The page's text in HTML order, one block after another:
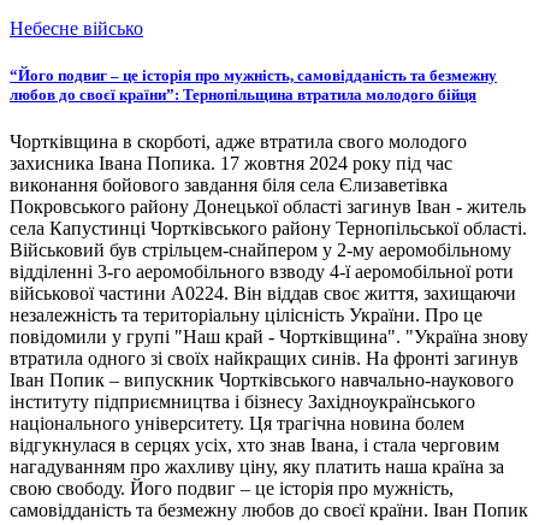
Небесне військо
“Його подвиг – це історія про мужність, самовідданість та безмежну
любов до своєї країни”: Тернопільщина втратила молодого бійця
Чортківщина в скорботі, адже втратила свого молодого
захисника Івана Попика. 17 жовтня 2024 року під час
виконання бойового завдання біля села Єлизаветівка
Покровського району Донецької області загинув Іван - житель
села Капустинці Чортківського району Тернопільської області.
Військовий був стрільцем-снайпером у 2-му аеромобільному
відділенні 3-го аеромобільного взводу 4-ї аеромобільної роти
військової частини А0224. Він віддав своє життя, захищаючи
незалежність та територіальну цілісність України. Про це
повідомили у групі "Наш край - Чортківщина". "Україна знову
втратила одного зі своїх найкращих синів. На фронті загинув
Іван Попик – випускник Чортківського навчально-наукового
інституту підприємництва і бізнесу Західноукраїнського
національного університету. Ця трагічна новина болем
відгукнулася в серцях усіх, хто знав Івана, і стала черговим
нагадуванням про жахливу ціну, яку платить наша країна за
свою свободу. Його подвиг – це історія про мужність,
самовідданість та безмежну любов до своєї країни. Іван Попик